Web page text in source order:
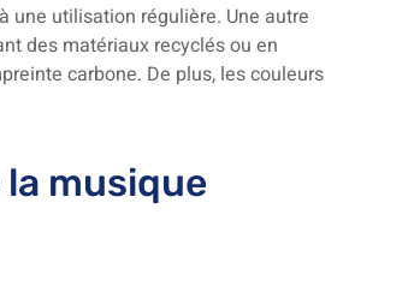
une utilisation régulière. Une autre
des matériaux recyclés ou en
carbone. De plus, les couleurs
musique